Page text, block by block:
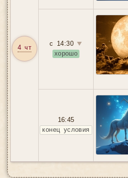
4 чт
с 14:30▼
хорошо
16:45
конец условия